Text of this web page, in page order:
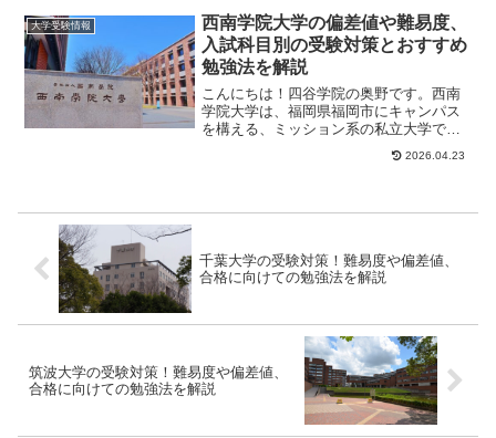
大学受験情報
西南学院大学の偏差値や難易度、
入試科目別の受験対策とおすすめ
勉強法を解説
こんにちは！四谷学院の奥野です。西南
学院大学は、福岡県福岡市にキャンパス
を構える、ミッション系の私立大学で
す。米国南部バプテスト派宣教師C.K.ド
2026.04.23
千葉大学の受験対策！難易度や偏差値、
合格に向けての勉強法を解説
筑波大学の受験対策！難易度や偏差値、
合格に向けての勉強法を解説